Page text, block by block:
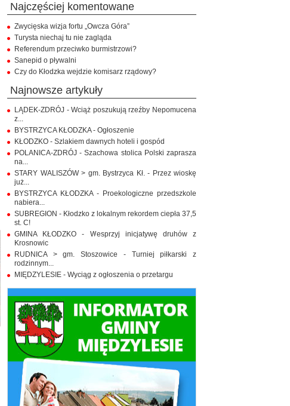
najczęściej komentowane
Zwycięska wizja fortu „Owcza Góra”
Turysta niechaj tu nie zagląda
Referendum przeciwko burmistrzowi?
Sanepid o pływalni
Czy do Kłodzka wejdzie komisarz rządowy?
najnowsze artykuły
LĄDEK-ZDRÓJ - Wciąż poszukują rzeźby Nepomucena
z...
BYSTRZYCA KŁODZKA - Ogłoszenie
KŁODZKO - Szlakiem dawnych hoteli i gospód
POLANICA-ZDRÓJ - Szachowa stolica Polski zaprasza
na...
STARY WALISZÓW > gm. Bystrzyca Kł. - Przez wioskę
już...
BYSTRZYCA KŁODZKA - Proekologiczne przedszkole
nabiera...
SUBREGION - Kłodzko z lokalnym rekordem ciepła 37,5
st. C!
GMINA KŁODZKO - Wesprzyj inicjatywę druhów z
Krosnowic
RUDNICA > gm. Stoszowice - Turniej piłkarski z
rodzinnym...
MIĘDZYLESIE - Wyciąg z ogłoszenia o przetargu